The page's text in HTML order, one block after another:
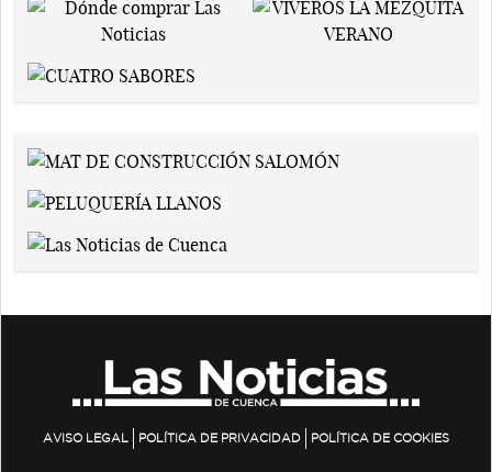
AVISO LEGAL POLÍTICA DE PRIVACIDAD POLÍTICA DE COOKIES